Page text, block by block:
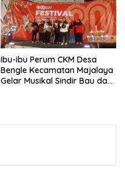
Ibu-ibu Perum CKM Desa
Bengle Kecamatan Majalaya
Gelar Musikal Sindir Bau dan